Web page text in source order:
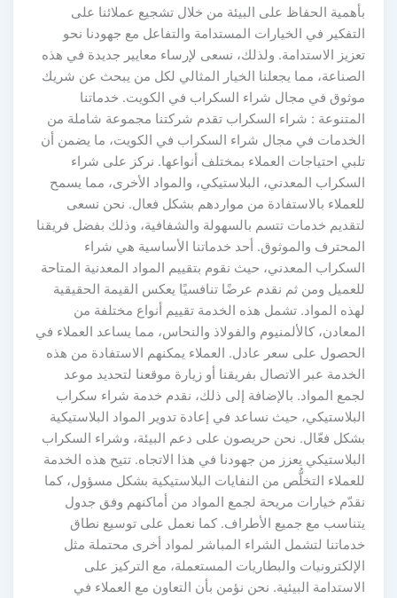
بأهمية الحفاظ على البيئة من خلال تشجيع عملائنا على
التفكير في الخيارات المستدامة والتفاعل مع جهودنا نحو
تعزيز الاستدامة. ولذلك، نسعى لإرساء معايير جديدة في هذه
الصناعة، مما يجعلنا الخيار المثالي لكل من يبحث عن شريك
موثوق في مجال شراء السكراب في الكويت. خدماتنا
المتنوعة : شراء السكراب تقدم شركتنا مجموعة شاملة من
الخدمات في مجال شراء السكراب في الكويت، ما يضمن أن
تلبي احتياجات العملاء بمختلف أنواعها. نركز على شراء
السكراب المعدني، البلاستيكي، والمواد الأخرى، مما يسمح
للعملاء بالاستفادة من مواردهم بشكل فعال. نحن نسعى
لتقديم خدمات تتسم بالسهولة والشفافية، وذلك بفضل فريقنا
المحترف والموثوق. أحد خدماتنا الأساسية هي شراء
السكراب المعدني، حيث نقوم بتقييم المواد المعدنية المتاحة
للعميل ومن ثم نقدم عرضًا تنافسيًا يعكس القيمة الحقيقية
لهذه المواد. تشمل هذه الخدمة تقييم أنواع مختلفة من
المعادن، كالألمنيوم والفولاذ والنحاس، مما يساعد العملاء في
الحصول على سعر عادل. العملاء يمكنهم الاستفادة من هذه
الخدمة عبر الاتصال بفريقنا أو زيارة موقعنا لتحديد موعد
لجمع المواد. بالإضافة إلى ذلك، نقدم خدمة شراء سكراب
البلاستيكي، حيث نساعد في إعادة تدوير المواد البلاستيكية
بشكل فعّال. نحن حريصون على دعم البيئة، وشراء السكراب
البلاستيكي يعزز من جهودنا في هذا الاتجاه. تتيح هذه الخدمة
للعملاء التخلُّص من النفايات البلاستيكية بشكل مسؤول، كما
نقدّم خيارات مريحة لجمع المواد من أماكنهم وفق جدول
يتناسب مع جميع الأطراف. كما نعمل على توسيع نطاق
خدماتنا لتشمل الشراء المباشر لمواد أخرى محتملة مثل
الإلكترونيات والبطاريات المستعملة، مع التركيز على
الاستدامة البيئية. نحن نؤمن بأن التعاون مع العملاء في